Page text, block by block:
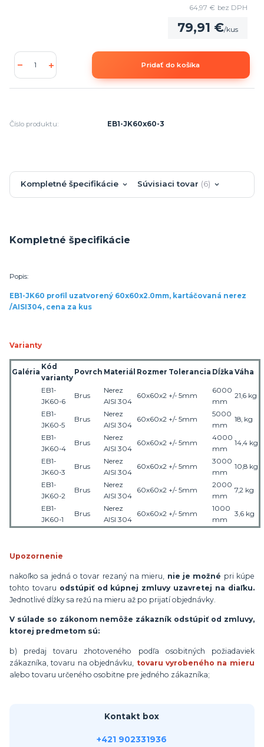
79,91 €/kus
64,97 € bez DPH
Pridať do košíka
Číslo produktu: EB1-JK60x60-3
Kompletné špecifikácie Súvisiaci tovar 6
Kompletné špecifikácie
Popis:
EB1-JK60 profil uzatvorený 60x60x2.0mm, kartáčovaná nerez
/AISI304, cena za kus
Varianty
Galéria
Kód
varianty
Povrch Materiál Rozmer Tolerancia Dĺžka Váha
EB1-
JK60-6
Brus
Nerez
AISI 304
60x60x2 +/- 5mm
6000
mm
21,6 kg
EB1-
JK60-5
Brus
Nerez
AISI 304
60x60x2 +/- 5mm
5000
mm
18, kg
EB1-
JK60-4
Brus
Nerez
AISI 304
60x60x2 +/- 5mm
4000
mm
14,4 kg
EB1-
JK60-3
Brus
Nerez
AISI 304
60x60x2 +/- 5mm
3000
mm
10,8 kg
EB1-
JK60-2
Brus
Nerez
AISI 304
60x60x2 +/- 5mm
2000
mm
7,2 kg
EB1-
JK60-1
Brus
Nerez
AISI 304
60x60x2 +/- 5mm
1000
mm
3,6 kg
Upozornenie
nakoľko sa jedná o tovar rezaný na mieru, nie je možné pri kúpe
tohto tovaru odstúpiť od kúpnej zmluvy uzavretej na diaľku.
Jednotlivé dĺžky sa režú na mieru až po prijatí objednávky.
V súlade so zákonom nemôže zákazník odstúpiť od zmluvy,
ktorej predmetom sú:
b) predaj tovaru zhotoveného podľa osobitných požiadaviek
zákazníka, tovaru na objednávku, tovaru vyrobeného na mieru
alebo tovaru určeného osobitne pre jedného zákazníka;
Kontakt box
+421 902331936